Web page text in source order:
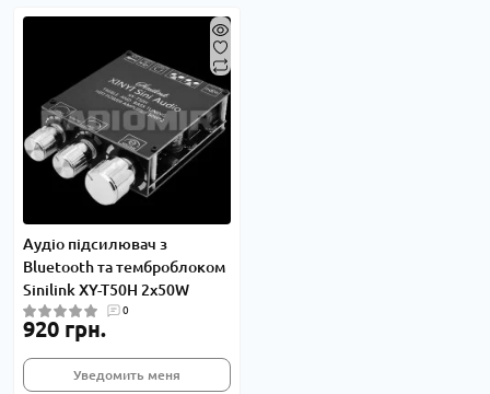
Аудіо підсилювач з
Bluetooth та темброблоком
Sinilink XY-T50H 2x50W
0
920 грн.
Уведомить меня